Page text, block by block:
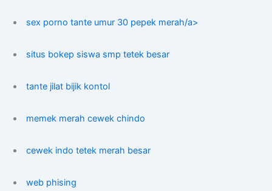
sex porno tante umur 30 pepek merah/a>
situs bokep siswa smp tetek besar
tante jilat bijik kontol
memek merah cewek chindo
cewek indo tetek merah besar
web phising